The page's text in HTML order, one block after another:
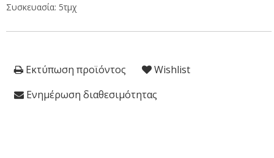
Συσκευασία: 5τμχ
Εκτύπωση προϊόντος
Wishlist
Ενημέρωση διαθεσιμότητας